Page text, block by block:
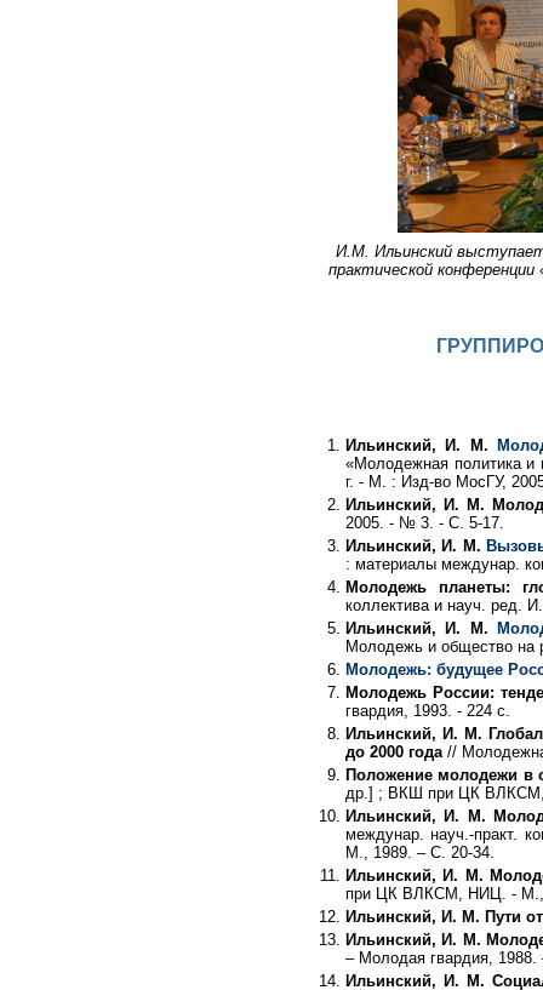
И.М. Ильинский выступает
практической
Ильинский, И. М.
«Молодежная политика и
г. - М. : Изд-во МосГУ,
Ильинский, И. М.
2005. - № 3. - С. 5-17.
Ильинский, И. М.
: материалы междунар.
Молодежь планеты:
коллектива и науч. ред.
Ильинский, И. М.
Молодежь и общество на
Молодежь: будущее
Молодежь России:
гвардия, 1993. - 224 с.
Ильинский, И. М.
до 2000 года //
Положение молодежи в
др.] ; ВКШ при ЦК
Ильинский, И. М.
междунар. науч.-практ.
М., 1989. – С. 20-34.
Ильинский, И. М.
при ЦК ВЛКСМ, НИЦ. - М.,
Ильинский, И. М. Пути
Ильинский, И. М.
– Молодая гвардия, 1988.
Ильинский, И. М.